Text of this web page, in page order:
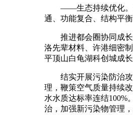
——生态持续优化。斑
通、功能复合、结构平
推进都会圈协同成长
洛先辈材料、许港细密
平顶山白龟湖科创城成
结实开展污染防治攻
理，鞭策空气质量持续
水水质达标率连结100%
治，加强新污染物管理